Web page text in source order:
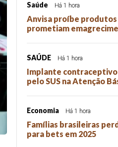
Saúde Há 1 hora
Anvisa proíbe
prometiam
SAÚDE Há 1 hora
Implante
pelo SUS na Atenção
Economia Há 1 hora
Famílias brasileiras
para bets em 2025